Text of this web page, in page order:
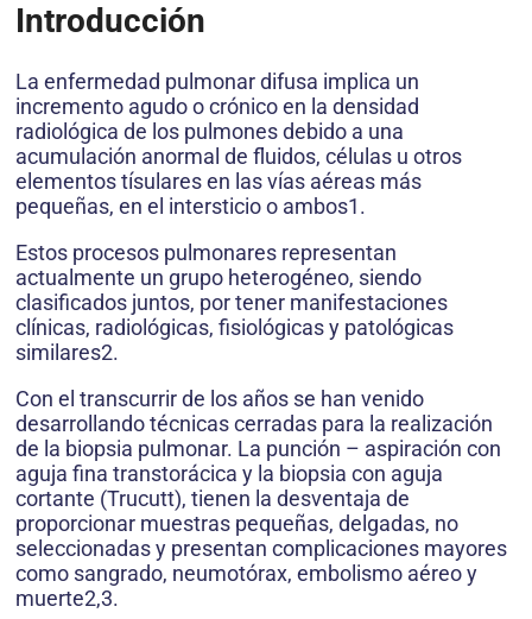
Introducción
La enfermedad pulmonar difusa implica un
incremento agudo o crónico en la densidad
radiológica de los pulmones debido a una
acumulación anormal de fluidos, células u otros
elementos tísulares en las vías aéreas más
pequeñas, en el intersticio o ambos1.
Estos procesos pulmonares representan
actualmente un grupo heterogéneo, siendo
clasificados juntos, por tener manifestaciones
clínicas, radiológicas, fisiológicas y patológicas
similares2.
Con el transcurrir de los años se han venido
desarrollando técnicas cerradas para la realización
de la biopsia pulmonar. La punción – aspiración con
aguja fina transtorácica y la biopsia con aguja
cortante (Trucutt), tienen la desventaja de
proporcionar muestras pequeñas, delgadas, no
seleccionadas y presentan complicaciones mayores
como sangrado, neumotórax, embolismo aéreo y
muerte2,3.